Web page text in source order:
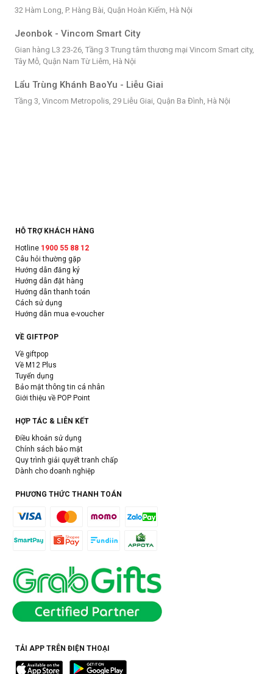
32 Hàm Long, P. Hàng Bài, Quận Hoàn Kiếm, Hà Nội
Jeonbok - Vincom Smart City
Gian hàng L3 23-26, Tầng 3 Trung tâm thương mại Vincom Smart city,
Tây Mỗ, Quận Nam Từ Liêm, Hà Nội
Lẩu Trùng Khánh BaoYu - Liễu Giai
Tầng 3, Vincom Metropolis, 29 Liễu Giai, Quận Ba Đình, Hà Nội
HỖ TRỢ KHÁCH HÀNG
Hotline 1900 55 88 12
Câu hỏi thường gặp
Hướng dẫn đăng ký
Hướng dẫn đặt hàng
Hướng dẫn thanh toán
Cách sử dụng
Hướng dẫn mua e-voucher
VỀ GIFTPOP
Về giftpop
Về M12 Plus
Tuyển dụng
Bảo mật thông tin cá nhân
Giới thiệu về POP Point
HỢP TÁC & LIÊN KẾT
Điều khoản sử dụng
Chính sách bảo mật
Quy trình giải quyết tranh chấp
Dành cho doanh nghiệp
PHƯƠNG THỨC THANH TOÁN
TẢI APP TRÊN ĐIỆN THOẠI